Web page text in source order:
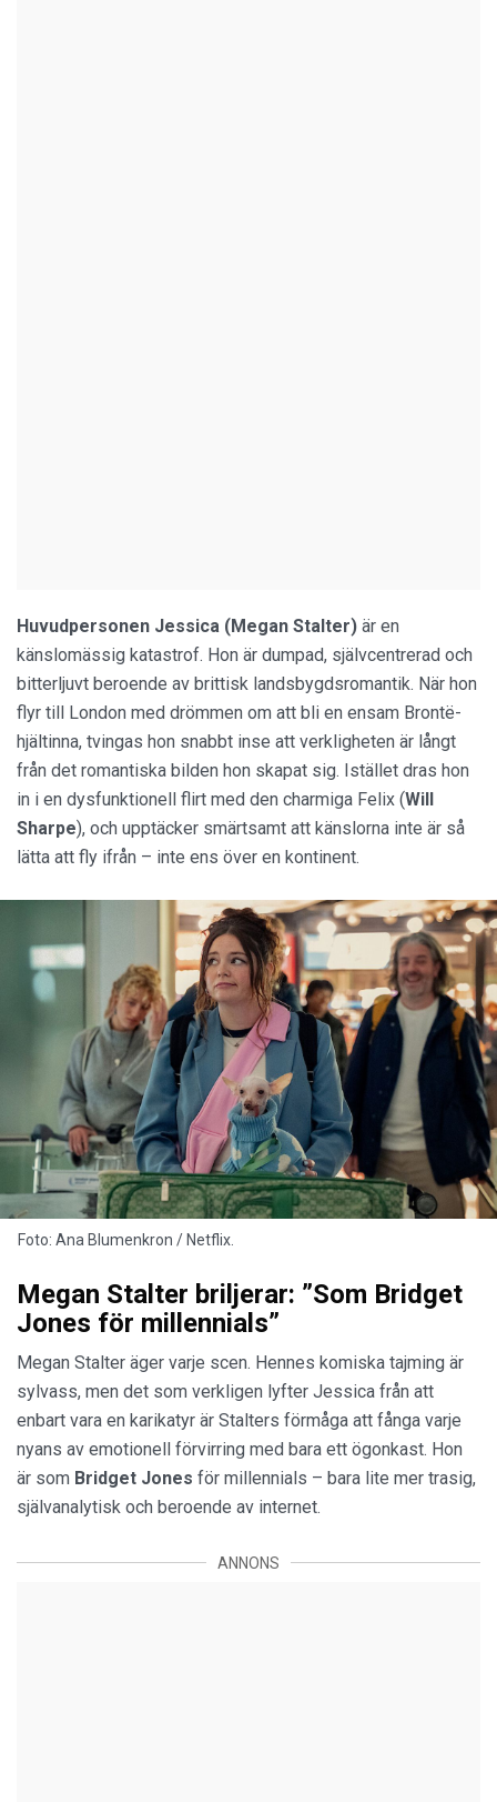
Huvudpersonen Jessica (Megan Stalter) är en
känslomässig katastrof. Hon är dumpad, självcentrerad och
bitterljuvt beroende av brittisk landsbygdsromantik. När hon
flyr till London med drömmen om att bli en ensam Brontë-
hjältinna, tvingas hon snabbt inse att verkligheten är långt
från det romantiska bilden hon skapat sig. Istället dras hon
in i en dysfunktionell flirt med den charmiga Felix (Will
Sharpe), och upptäcker smärtsamt att känslorna inte är så
lätta att fly ifrån – inte ens över en kontinent.
Foto: Ana Blumenkron / Netflix.
Megan Stalter briljerar: ”Som Bridget
Jones för millennials”
Megan Stalter äger varje scen. Hennes komiska tajming är
sylvass, men det som verkligen lyfter Jessica från att
enbart vara en karikatyr är Stalters förmåga att fånga varje
nyans av emotionell förvirring med bara ett ögonkast. Hon
är som Bridget Jones för millennials – bara lite mer trasig,
självanalytisk och beroende av internet.
ANNONS